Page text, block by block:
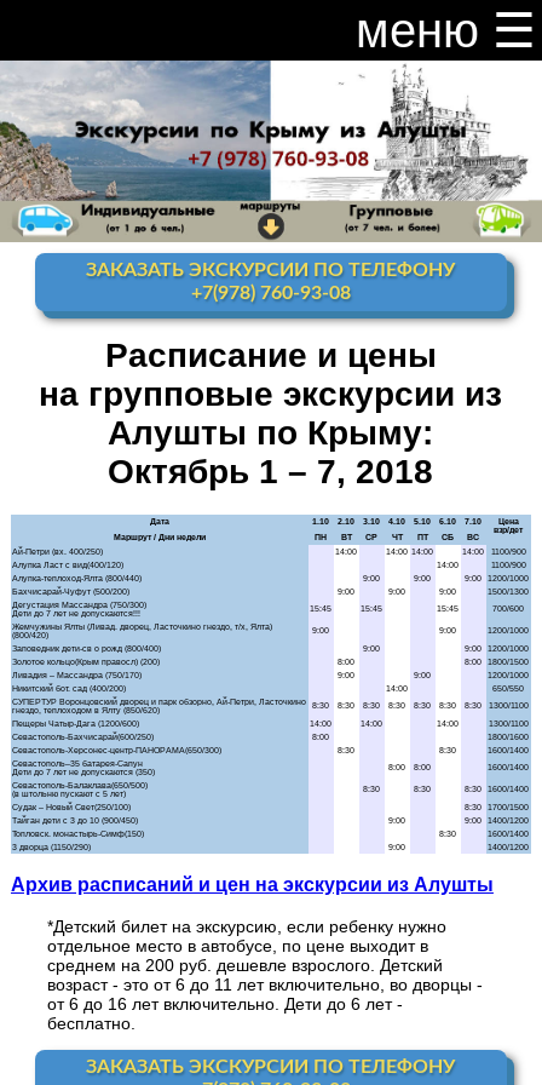
меню ☰
закрыть меню ×
Расписание и цены на экскурсии 2026
Индивидуальные экскурсии по Крыму
Видео канал Youtube
Ай-Петри
Алупка + Ай-Петри
Алупка Воронцовскийдворец
Аквапарк "Банановая республика"
Аквапарк в Симеизе
"Акватория" - театр морских животных
Балаклава "Затерянный мир"
Бахчисарай + Чуфут-Кале
Большой каньон Крыма
Волшебный ЮБК +теплоход
Водопад Джур-Джур + храм Маяк
Долина привидений
Заповедник и Беседка ветров
ЗАКАЗАТЬ ЭКСКУРСИИ ПО ТЕЛЕФОНУ
+7(978) 760-93-08
Расписание и цены
на групповые экскурсии из
Алушты по Крыму:
Октябрь 1 – 7, 2018
Маршрут / Дни недели
Архив расписаний и цен на экскурсии из Алушты
*Детский билет на экскурсию, если ребенку нужно
отдельное место в автобусе, по цене выходит в
среднем на 200 руб. дешевле взрослого. Детский
возраст - это от 6 до 11 лет включительно, во дворцы -
от 6 до 16 лет включительно. Дети до 6 лет -
бесплатно.
ЗАКАЗАТЬ ЭКСКУРСИИ ПО ТЕЛЕФОНУ